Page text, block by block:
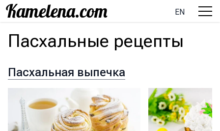
EN
Пасхальные рецепты
Пасхальная выпечка